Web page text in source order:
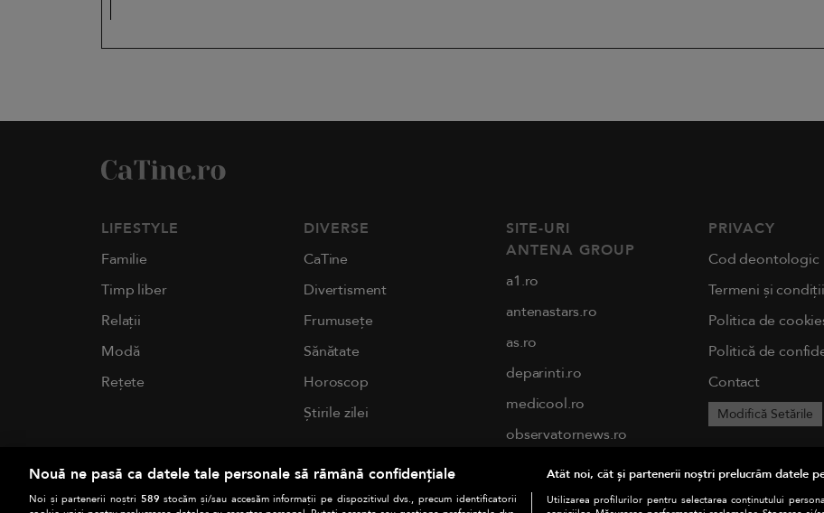
LIFESTYLE
Familie
Timp liber
Relații
Modă
Rețete
DIVERSE
CaTine
Divertisment
Frumusețe
Sănătate
Horoscop
Știrile zilei
SITE-URI
ANTENA GROUP
a1.ro
antenastars.ro
as.ro
deparinti.ro
medicool.ro
observatornews.ro
spynews.ro
tvhappy.ro
PRIVACY
Cod deontologic
Termeni și condiții
Politica de
Politică de
Contact
Modifică Setările
Nouă ne pasă ca datele tale personale să rămână confidențiale
Noi și partenerii noștri 589 stocăm și/sau accesăm informații pe dispozitivul dvs., precum identificatorii
Atât noi, cât și partenerii noștri prelucrăm datele
Utilizarea profilurilor pentru selectarea conținutului